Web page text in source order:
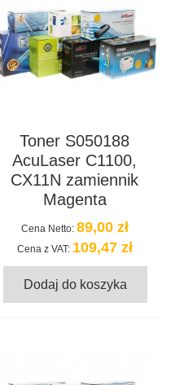
Toner S050188
AcuLaser C1100,
CX11N zamiennik
Magenta
Cena Netto: 89,00 zł
Cena z VAT: 109,47 zł
Dodaj do koszyka